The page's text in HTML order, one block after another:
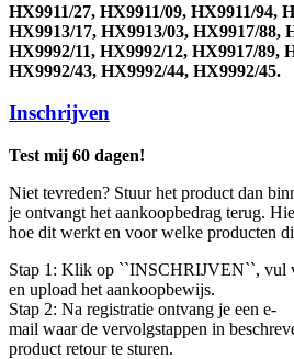
HX9911/27, HX9911/09, HX9911/94,
HX9913/17, HX9913/03, HX9917/88,
HX9992/11, HX9992/12, HX9917/89,
HX9992/43, HX9992/44, HX9992/45.
Inschrijven
Test mij 60 dagen!
Niet tevreden? Stuur het product dan
je ontvangt het aankoopbedrag terug.
hoe dit werkt en voor welke producten
Stap 1: Klik op ``INSCHRIJVEN``, vul
en upload het aankoopbewijs.
Stap 2: Na registratie ontvang je een e-
mail waar de vervolgstappen in
product retour te sturen.